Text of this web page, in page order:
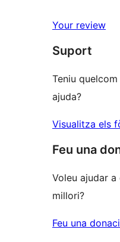
estrelles
de
estrelles
Your review
Suport
Teniu
ajuda?
Visualitza els
Feu una
Voleu ajudar a
millori?
Feu una